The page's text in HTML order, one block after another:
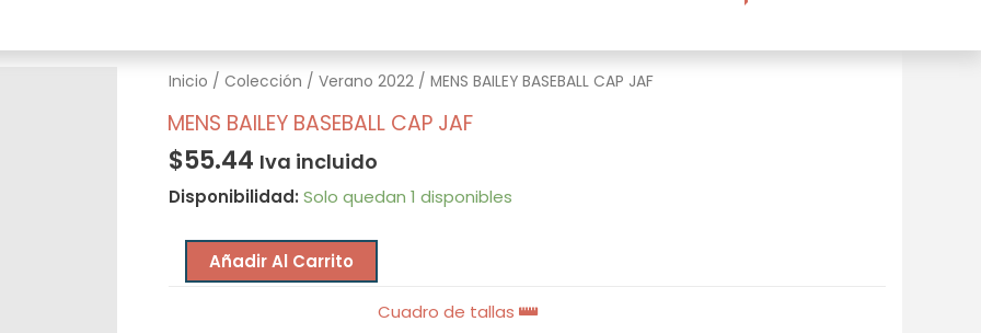
Inicio / Colección / Verano 2022/ MENS BAILEY BASEBALL CAP JAF
MENS BAILEY BASEBALL CAP JAF
$55.44 Iva incluido
Disponibilidad: Solo quedan 1 disponibles
MENS
BAILEY
CAP
JAF
Añadir Al Carrito
Cuadro de tallas